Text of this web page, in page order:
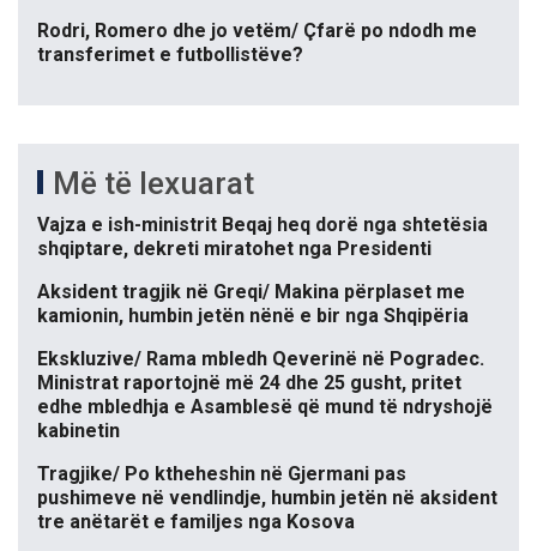
Rodri, Romero dhe jo vetëm/ Çfarë po ndodh me
transferimet e futbollistëve?
Më të lexuarat
Vajza e ish-ministrit Beqaj heq dorë nga shtetësia
shqiptare, dekreti miratohet nga Presidenti
Aksident tragjik në Greqi/ Makina përplaset me
kamionin, humbin jetën nënë e bir nga Shqipëria
Ekskluzive/ Rama mbledh Qeverinë në Pogradec.
Ministrat raportojnë më 24 dhe 25 gusht, pritet
edhe mbledhja e Asamblesë që mund të ndryshojë
kabinetin
Tragjike/ Po ktheheshin në Gjermani pas
pushimeve në vendlindje, humbin jetën në aksident
tre anëtarët e familjes nga Kosova